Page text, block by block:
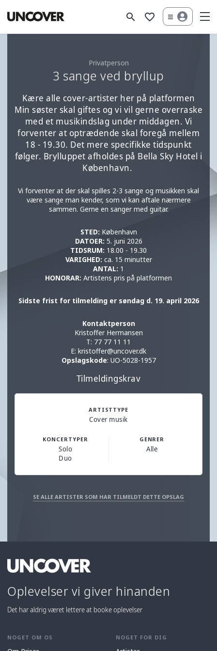
search favorite_border
Privatperson
3 sange ved bryllup
Kære alle cover-artister her på platformen
Min søster skal giftes og vi vil gerne overraske
med et musikindslag under middagen. Vi
forventer at optrædende skal foregå mellem
18 - 19.30. Det mere specifikke tidspunkt
følger. Brylluppet afholdes på Bella Sky Hotel i
København.
Vi forventer at der skal spilles 2-3 sange og musikken skal
være sange man kender, som vi kan aftale nærmere
sammen. Gerne en sanger med guitar.
STED: København
DATOER: 5. juni 2026
TIDSRUM: 18.00 - 19.30
VARIGHED: ca. 15 minutter
ANTAL: 1
HONORAR: Artistens pris på platformen
Sidste frist for tilmelding er søndag d. 19. april 2026
Kontaktperson
Kristoffer Hermansen
T: 77 77 11 11
E: kristoffer@uncover.dk
Opslagskode: UO-5028-1957
Tilmeldingskrav
ARTISTTYPE
Cover musik
KONCERTYPER
Solo
Duo
GENRER
Alle
SE ALLE ARTISTER SOM HAR TILMELDT DETTE OPSLAG
Oplevelser vi giver hinanden
Det har aldrig været lettere at booke oplevelser
NOGET OM OS NOGET FOR DIG